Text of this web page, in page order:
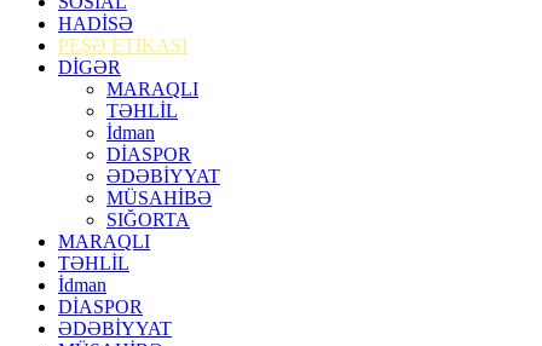
HADİSƏ
PEŞƏ ETİKASI
DİGƏR
MARAQLI
TƏHLİL
İdman
DİASPOR
ƏDƏBİYYAT
MÜSAHİBƏ
SIĞORTA
MARAQLI
TƏHLİL
İdman
DİASPOR
ƏDƏBİYYAT